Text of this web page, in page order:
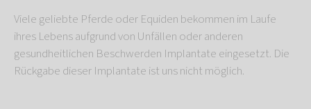
Viele geliebte Pferde oder Equiden bekommen im Laufe
ihres Lebens aufgrund von Unfällen oder anderen
gesundheitlichen Beschwerden Implantate eingesetzt. Die
Rückgabe dieser Implantate ist uns nicht möglich.